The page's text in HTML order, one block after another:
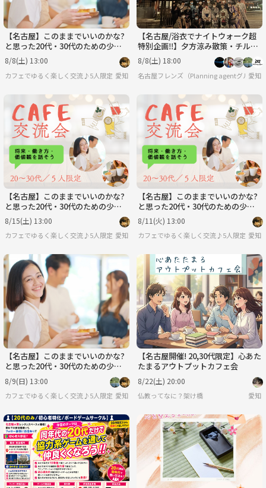
【名古屋】このままでいいのかな?
と思った20代・30代のための少人
数カフェ会☕将来・働き方・価値
観を話そう✨
8/8(土) 13:00
カフェでゆるく楽しく交流♪5人限定♪少人数カフェ会
愛知
【名古屋/浴衣でナイトウォーク超
特別企画‼️】夕方涼み散策・チルウ
ォーク/20代〜30代向け！
8/8(土) 18:00
名古屋フレンズ（Planning agentグループ
愛知
【名古屋】このままでいいのかな?
と思った20代・30代のための少人
数カフェ会☕将来・働き方・価値
観を話そう✨
8/15(土) 13:00
カフェでゆるく楽しく交流♪5人限定♪少人数カフェ会
愛知
【名古屋】このままでいいのかな?
と思った20代・30代のための少人
数カフェ会☕将来・働き方・価値
観を話そう✨
8/11(火) 13:00
カフェでゆるく楽しく交流♪5人限定♪少
愛知
【名古屋】このままでいいのかな?
と思った20代・30代のための少人
数カフェ会☕将来・働き方・価値
観を話そう✨
8/9(日) 13:00
カフェでゆるく楽しく交流♪5人限定♪少人数カフェ会
愛知
【名古屋開催! 20,30代限定】心あた
たまるアウトプットカフェ会
8/22(土) 20:00
仏教ってなに？架け橋 愛知